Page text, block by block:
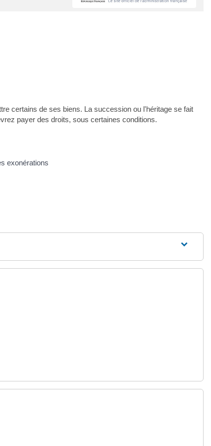
certains de ses biens. La succession ou l'héritage se fait
payer des droits, sous certaines conditions.
exonérations